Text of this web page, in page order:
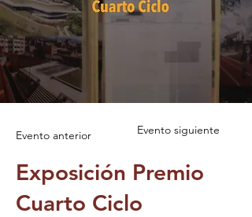
Evento anterior Evento siguiente
Exposición Premio
Cuarto Ciclo